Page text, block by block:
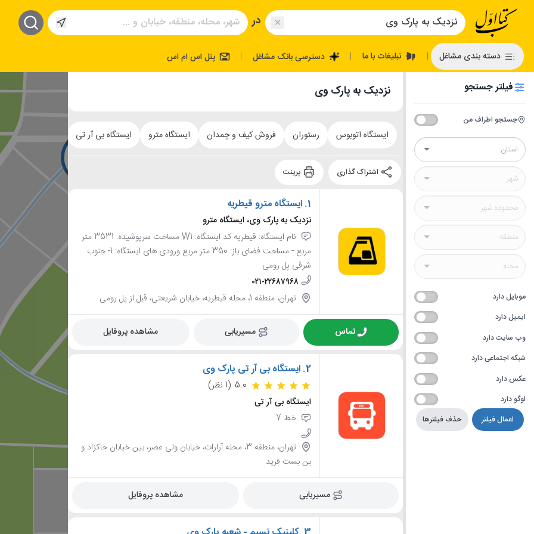
در
دسته بندی مشاغل | تبلیغات با ما | دسترسی بانک مشاغل | پنل اس ام اس
فیلتر جستجو
جستجو اطراف من
موبایل دارد
ایمیل دارد
وب سایت دارد
شبکه اجتماعی دارد
عکس دارد
لوگو دارد
حذف فیلترها
اعمال فیلتر
نزدیک به پارک وی
ایستگاه اتوبوس رستوران فروش کیف و چمدان ایستگاه مترو ایستگاه بی آر تی کلینیک
1. ایستگاه مترو قیطریه
نزدیک به پارک وی، ایستگاه مترو
نام ایستگاه: قیطریه کد ایستگاه: W1 مساحت سرپوشیده: 3531 متر
مربع - مساحت فضای باز: 350 متر مربع ورودی های ایستگاه: 1- جنوب
شرقی پل رومی
021-22687968
تهران، منطقه 1، محله قیطریه، خیابان شریعتی، قبل از پل رومی
تماس مسیریابی مشاهده پروفایل
2. ایستگاه بی آر تی پارک وی
5.0 (1 نظر)
ایستگاه بی آر تی
خط 7
تهران، منطقه 3، محله آرارات، خیابان ولی عصر، بین خیابان خاکزاد و
بن بست فرید
مسیریابی مشاهده پروفایل